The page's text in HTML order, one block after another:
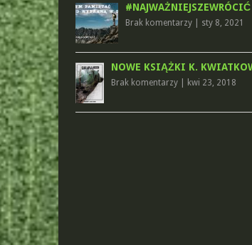
Brak komentarzy| sty 8, 2021
NOWE KSIĄŻKI K.
Brak komentarzy| kwi 23, 2018